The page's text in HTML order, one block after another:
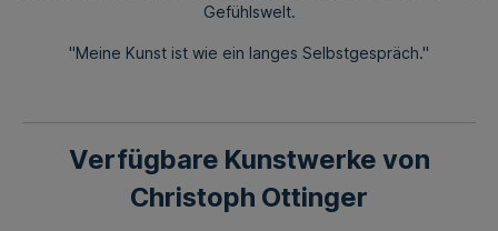
Gefühlswelt.
"Meine Kunst ist wie ein langes Selbstgespräch."
Verfügbare Kunstwerke von
Christoph Ottinger